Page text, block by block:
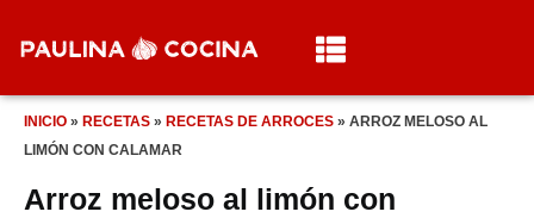
INICIO » RECETAS » RECETAS DE ARROCES » ARROZ MELOSO AL
LIMÓN CON CALAMAR
Arroz meloso al limón con